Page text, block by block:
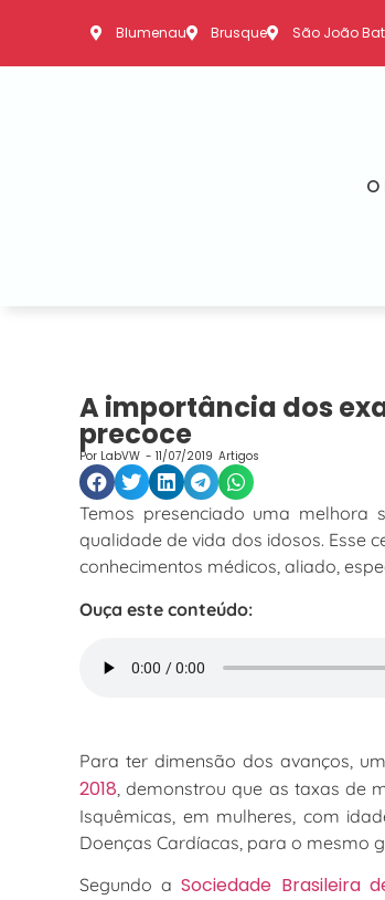
Blumenau Brusque São João
O
A importância dos
precoce
Por LabVW - 11/07/2019 Artigos
Temos presenciado uma melhora
qualidade de vida dos idosos. Esse
conhecimentos médicos, aliado,
Ouça este conteúdo:
Para ter dimensão dos avanços,
2018 , demonstrou que as taxas de
Isquêmicas, em mulheres, com
Doenças Cardíacas, para o mesmo
Segundo aSociedade Brasileira